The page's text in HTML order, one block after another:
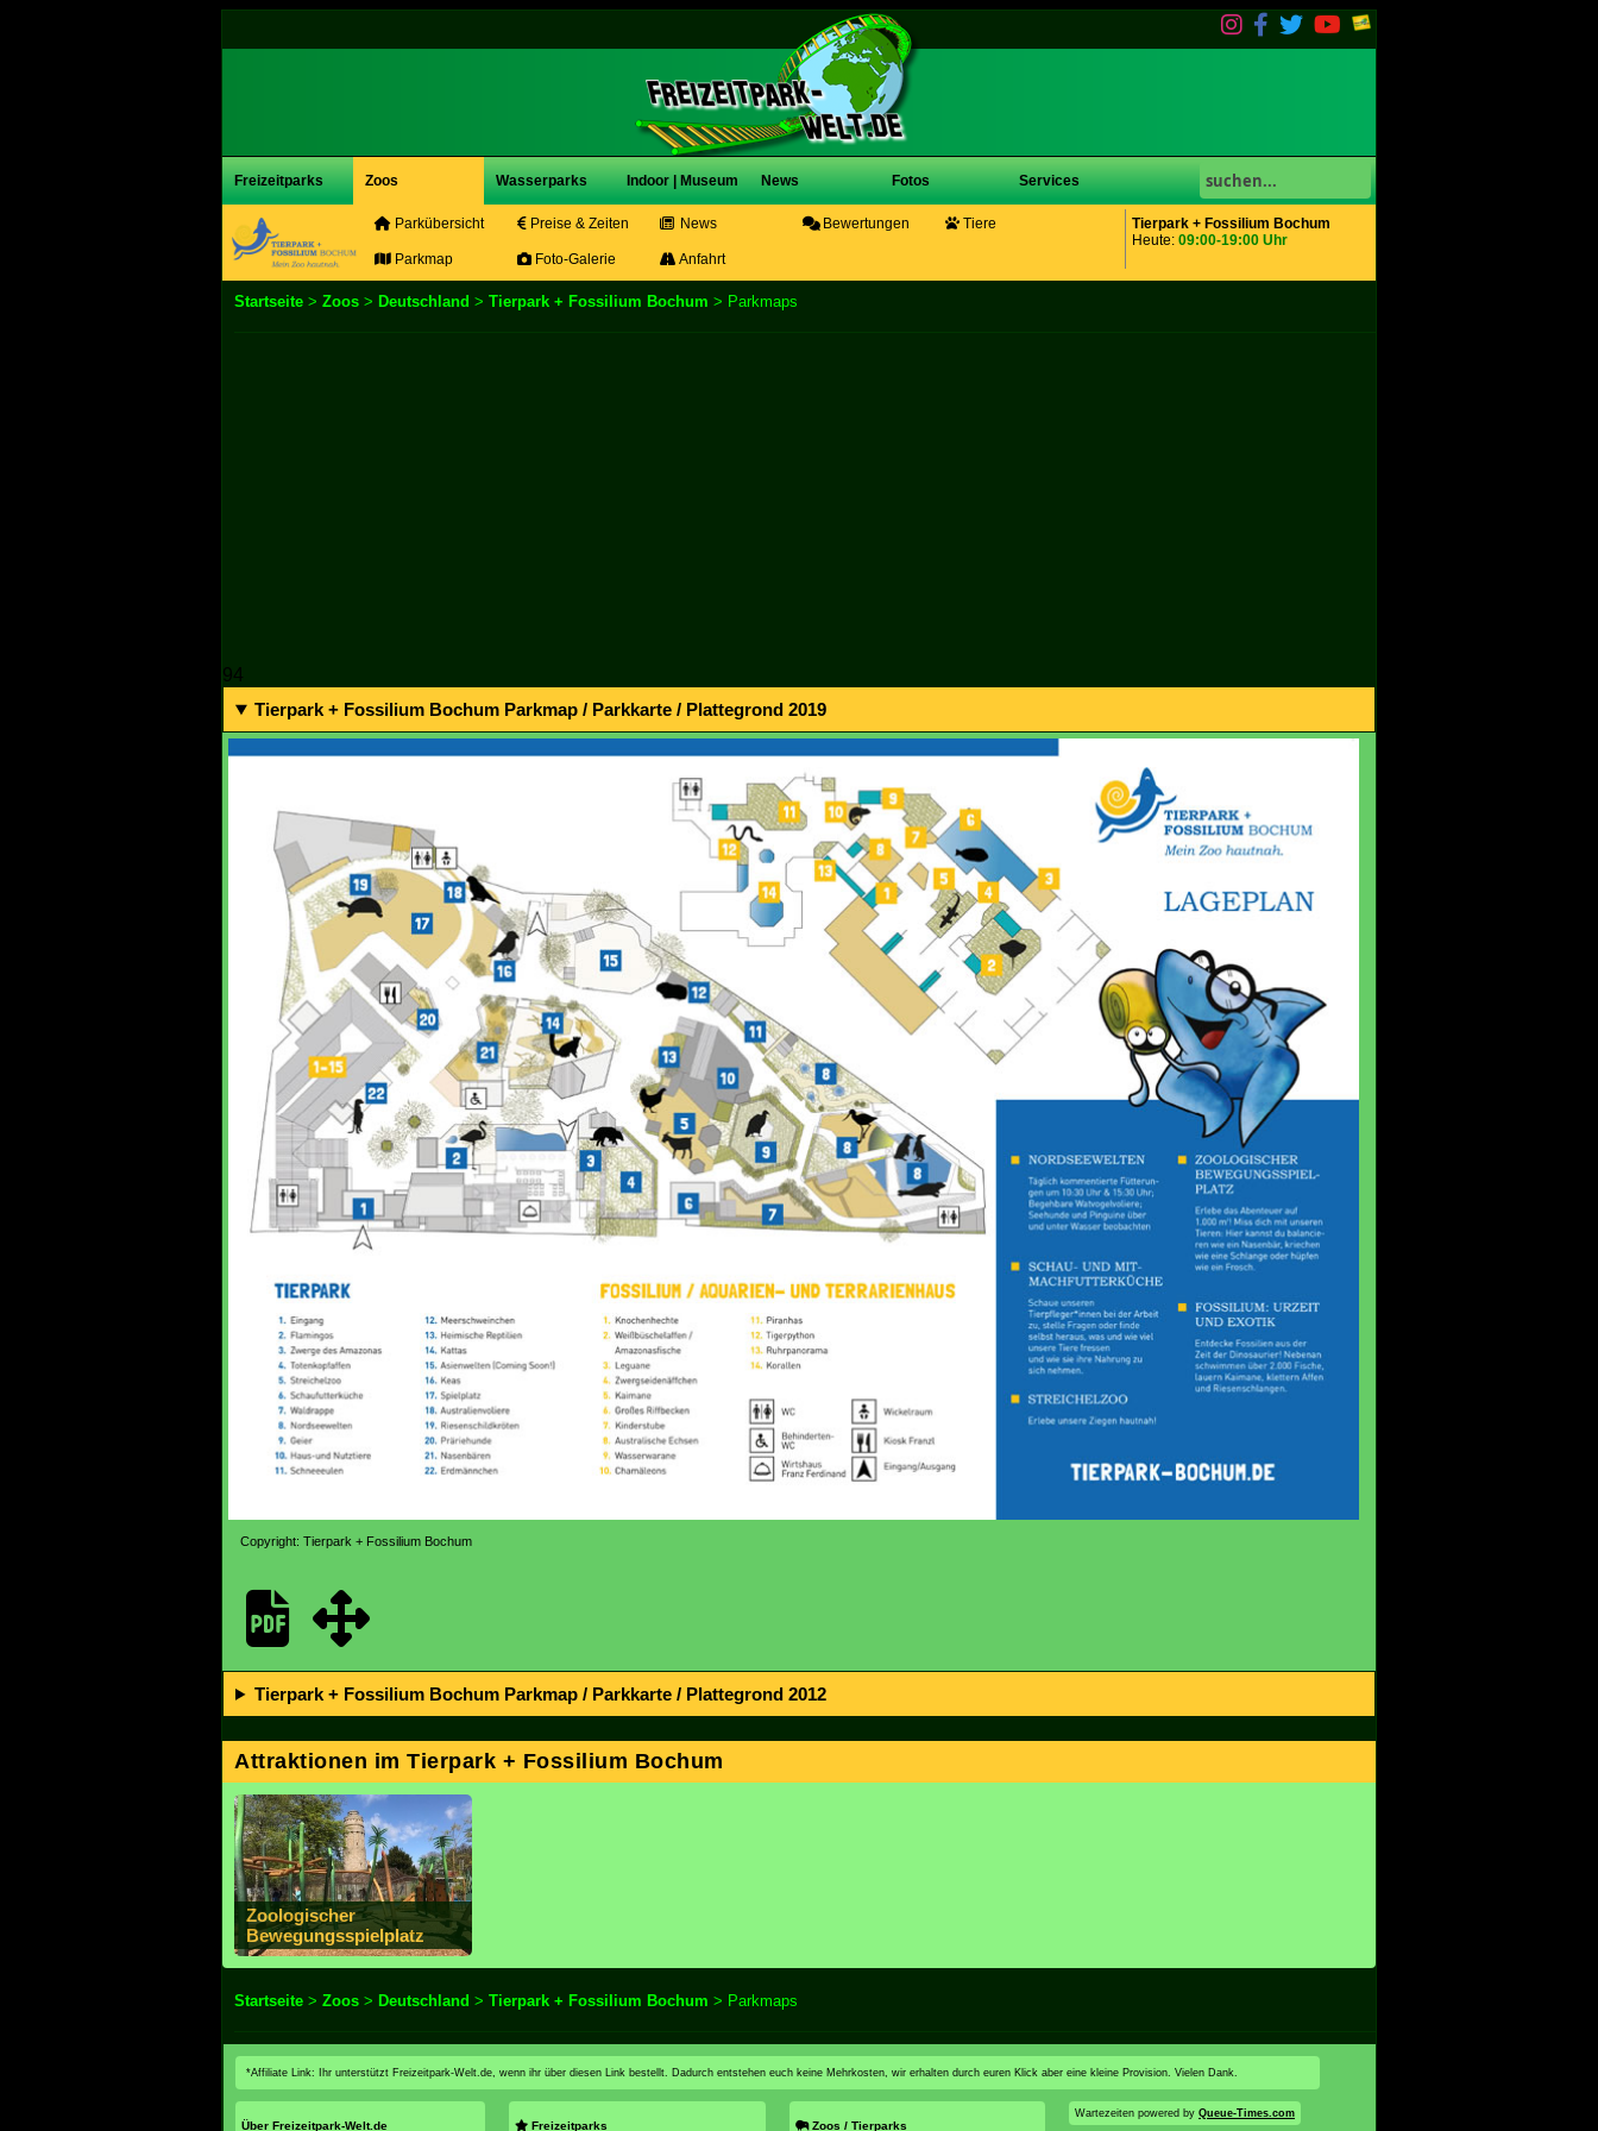
Freizeitparks Zoos Wasserparks Indoor | Museum News Fotos Services
Tierpark + Fossilium Bochum
Heute: 09:00-19:00 Uhr
Parkübersicht Preise & Zeiten News Bewertungen Tiere
Parkmap Foto-Galerie Anfahrt
Startseite > Zoos > Deutschland > Tierpark + Fossilium Bochum > Parkmaps
94
Tierpark + Fossilium Bochum Parkmap / Parkkarte / Plattegrond 2019
Copyright: Tierpark + Fossilium Bochum
Tierpark + Fossilium Bochum Parkmap / Parkkarte / Plattegrond 2012
Attraktionen im Tierpark + Fossilium Bochum
Zoologischer
Bewegungsspielplatz
Startseite > Zoos > Deutschland > Tierpark + Fossilium Bochum > Parkmaps
*Affiliate Link: Ihr unterstützt Freizeitpark-Welt.de, wenn ihr über diesen Link bestellt. Dadurch entstehen euch keine Mehrkosten, wir erhalten durch euren Klick aber eine kleine Provision. Vielen Dank.
Über Freizeitpark-Welt.de Freizeitparks Zoos / Tierparks
Wartezeiten powered by Queue-Times.com